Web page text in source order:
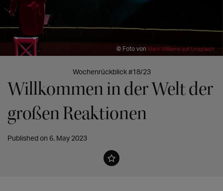
© Foto von Mark Williams auf Unsplash
Wochenrückblick #18/23
Willkommen in der Welt der
großen Reaktionen
Published on 6. May 2023